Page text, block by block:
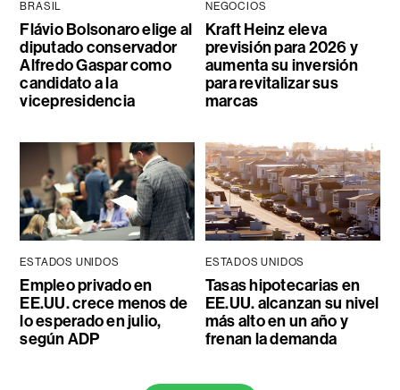
BRASIL
Flávio Bolsonaro elige al
diputado conservador
Alfredo Gaspar como
candidato a la
vicepresidencia
NEGOCIOS
Kraft Heinz eleva
previsión para 2026 y
aumenta su inversión
para revitalizar sus
marcas
ESTADOS UNIDOS
Empleo privado en
EE.UU. crece menos de
lo esperado en julio,
según ADP
ESTADOS UNIDOS
Tasas hipotecarias en
EE.UU. alcanzan su nivel
más alto en un año y
frenan la demanda